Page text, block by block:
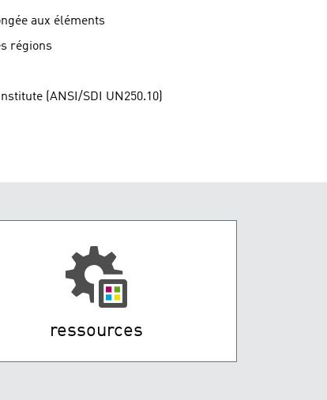
aux éléments
régions
(ANSI/SDI UN250.10)
ressources